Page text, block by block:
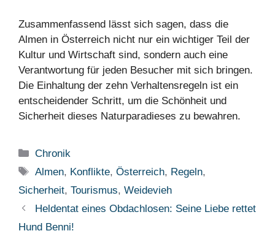
Zusammenfassend lässt sich sagen, dass die
Almen in Österreich nicht nur ein wichtiger Teil der
Kultur und Wirtschaft sind, sondern auch eine
Verantwortung für jeden Besucher mit sich bringen.
Die Einhaltung der zehn Verhaltensregeln ist ein
entscheidender Schritt, um die Schönheit und
Sicherheit dieses Naturparadieses zu bewahren.
Kategorien
Chronik
Schlagwörter
Almen, Konflikte,Österreich, Regeln,
Sicherheit, Tourismus, Weidevieh
Heldentat eines Obdachlosen: Seine Liebe rettet
Hund Benni!